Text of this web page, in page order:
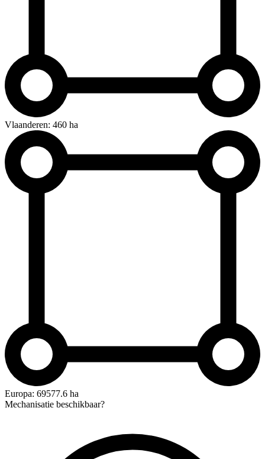
Vlaanderen: 460 ha
Europa: 69577.6 ha
Mechanisatie beschikbaar?